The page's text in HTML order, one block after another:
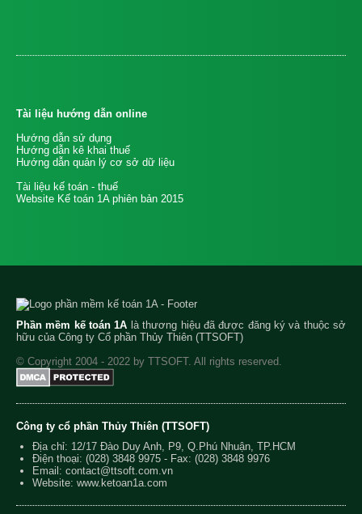
Tài liệu hướng dẫn online
Hướng dẫn sử dụng
Hướng dẫn kê khai thuế
Hướng dẫn quản lý cơ sở dữ liệu
Tài liệu kế toán - thuế
Website Kế toán 1A phiên bản 2015
Phần mềm kế toán 1A là thương hiệu đã được đăng ký và thuộc sở
hữu của Công ty Cổ phần Thủy Thiên (TTSOFT)
© Copyright 2004 - 2022 by TTSOFT. All rights reserved.
Công ty cổ phần Thủy Thiên (TTSOFT)
Địa chỉ: 12/17 Đào Duy Anh, P9, Q.Phú Nhuận, TP.HCM
Điện thoại: (028) 3848 9975 - Fax: (028) 3848 9976
Email: contact@ttsoft.com.vn
Website: www.ketoan1a.com